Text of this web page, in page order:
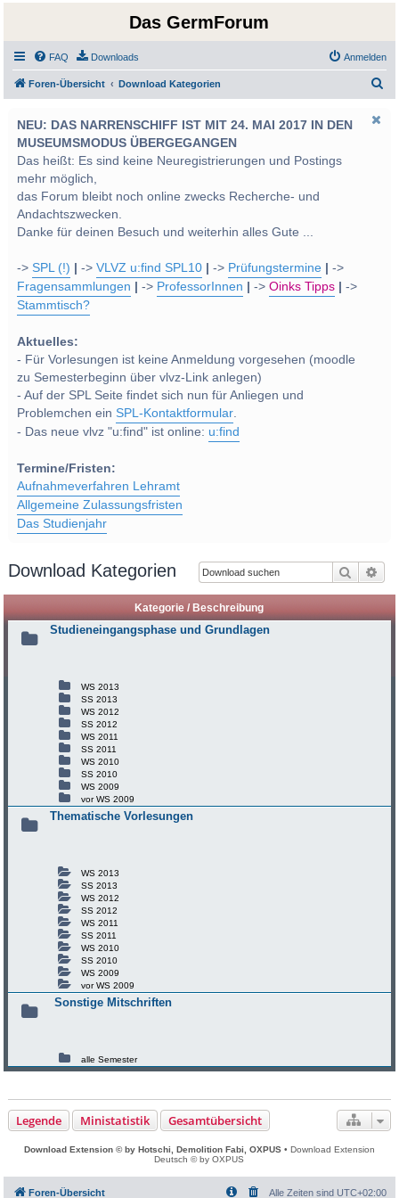
Das GermForum
FAQ Downloads Anmelden
Foren-Übersicht Download Kategorien
NEU: DAS NARRENSCHIFF IST MIT 24. MAI 2017 IN DEN
MUSEUMSMODUS ÜBERGEGANGEN
Das heißt: Es sind keine Neuregistrierungen und Postings
mehr möglich,
das Forum bleibt noch online zwecks Recherche- und
Andachtszwecken.
Danke für deinen Besuch und weiterhin alles Gute ...
->SPL (!) ->VLVZ u:find SPL10 -> Prüfungstermine
->
Fragensammlungen
-> ProfessorInnen ->Oinks Tipps
->
Stammtisch?
Aktuelles:
- Für Vorlesungen ist keine Anmeldung vorgesehen (moodle
zu Semesterbeginn über vlvz-Link anlegen)
- Auf der SPL Seite findet sich nun für Anliegen und
Problemchen einSPL-Kontaktformular.
- Das neue vlvz "u:find" ist online: u:find
Termine/Fristen:
Aufnahmeverfahren Lehramt
Allgemeine Zulassungsfristen
Das Studienjahr
Download Kategorien Suche
Kategorie / Beschreibung
Studieneingangsphase und Grundlagen
WS 2013
SS 2013
WS 2012
SS 2012
WS 2011
SS 2011
WS 2010
SS 2010
WS 2009
vor WS 2009
Thematische Vorlesungen
WS 2013
SS 2013
WS 2012
SS 2012
WS 2011
SS 2011
WS 2010
SS 2010
WS 2009
vor WS 2009
Sonstige Mitschriften
alle Semester
Legende Ministatistik Gesamtübersicht
Download Extension © by Hotschi, Demolition Fabi, OXPUS• Download Extension
Deutsch © by OXPUS
Foren-Übersicht Alle Zeiten sind UTC+02:00